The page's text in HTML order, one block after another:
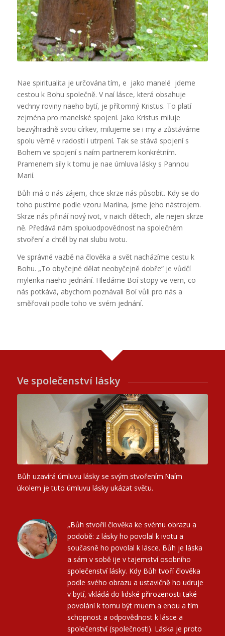
Nae spiritualita je určována tím, e  jako manelé  jdeme
cestou k Bohu společně. V naí lásce, která obsahuje
vechny roviny naeho bytí, je přítomný Kristus. To platí
zejména pro manelské spojení. Jako Kristus miluje
bezvýhradně svou církev, milujeme se i my a zůstáváme
spolu věrně v radosti i utrpení. Tak se stává spojení s
Bohem ve spojení s naím partnerem konkrétním.
Pramenem síly k tomu je nae úmluva lásky s Pannou
Marií.
Bůh má o nás zájem, chce skrze nás působit. Kdy se do
toho pustíme podle vzoru Mariina, jsme jeho nástrojem.
Skrze nás přináí nový ivot, v naich dětech, ale nejen skrze
ně. Předává nám spoluodpovědnost na společném
stvoření a chtěl by nai slubu ivotu.
Ve správné vazbě na člověka a svět nacházíme cestu k
Bohu. „To obyčejné dělat neobyčejně dobře“ je vůdčí
mylenka naeho jednání. Hledáme Boí stopy ve vem, co
nás potkává, abychom poznávali Boí vůli pro nás a
směřovali podle toho ve svém jednání.
Ve společenství lásky
Bůh uzavírá úmluvu lásky se svým stvořením.Naím
úkolem je tuto úmluvu lásky ukázat světu.
„Bůh stvořil člověka ke svému obrazu a
podobě: z lásky ho povolal k ivotu a
současně ho povolal k lásce. Bůh je láska
a sám v sobě ije v tajemství osobního
společenství lásky. Kdy Bůh tvoří člověka
podle svého obrazu a ustavičně ho udruje
v bytí, vkládá do lidské přirozenosti také
povolání k tomu být muem a enou a tím
schopnost a odpovědnost k lásce a
společenství (společnosti). Láska je proto